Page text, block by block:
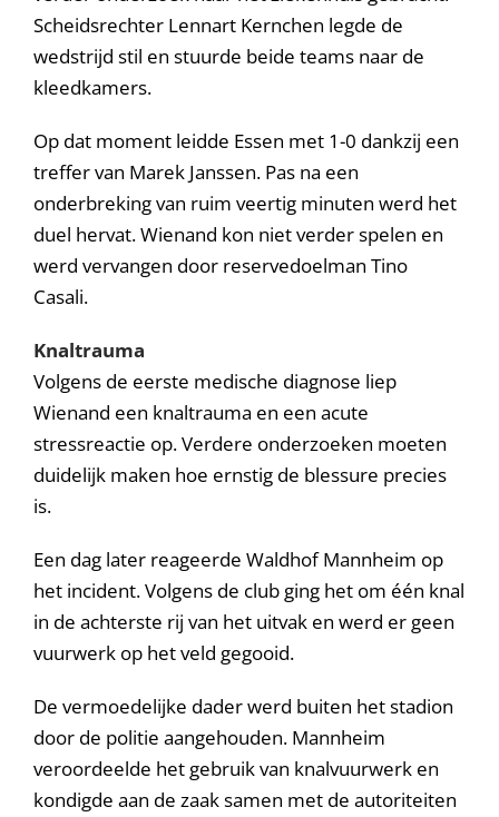
Scheidsrechter Lennart Kernchen legde de
wedstrijd stil en stuurde beide teams naar de
kleedkamers.
Op dat moment leidde Essen met 1-0 dankzij een
treffer van Marek Janssen. Pas na een
onderbreking van ruim veertig minuten werd het
duel hervat. Wienand kon niet verder spelen en
werd vervangen door reservedoelman Tino
Casali.
Knaltrauma
Volgens de eerste medische diagnose liep
Wienand een knaltrauma en een acute
stressreactie op. Verdere onderzoeken moeten
duidelijk maken hoe ernstig de blessure precies
is.
Een dag later reageerde Waldhof Mannheim op
het incident. Volgens de club ging het om één knal
in de achterste rij van het uitvak en werd er geen
vuurwerk op het veld gegooid.
De vermoedelijke dader werd buiten het stadion
door de politie aangehouden. Mannheim
veroordeelde het gebruik van knalvuurwerk en
kondigde aan de zaak samen met de autoriteiten